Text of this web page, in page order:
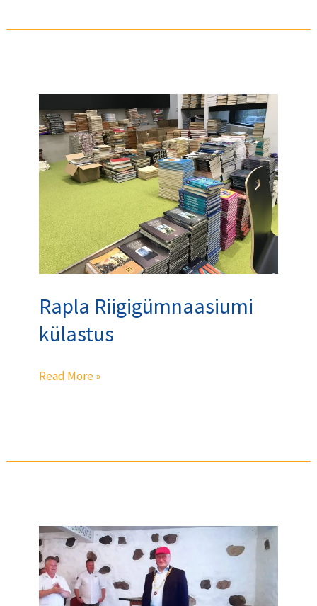
Rapla Riigigümnaasiumi
külastus
Riigigümnaasiumi
külastus
Read More »
Presidendi
ketitseremoonia
Krantsi
kõrtsis